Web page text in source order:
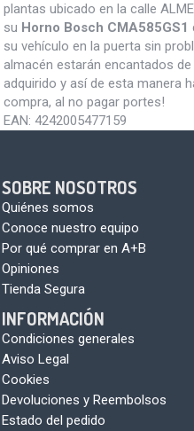
plantas ubicado en la calle
su Horno Bosch CMA585GS1
su vehículo en la puerta sin
almacén estarán encantados
adquirido y así de esta manera
compra, al no pagar portes!
EAN: 4242005477159
SOBRE NOSOTROS
Quiénes somos
Conoce nuestro equipo
Por qué comprar en A+B
Opiniones
Tienda Segura
INFORMACIÓN
Condiciones generales
Aviso Legal
Cookies
Devoluciones y Reembolsos
Estado del pedido